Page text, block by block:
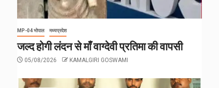
MP-04 भोपाल मध्यप्रदेश
जल्द होगी लंदन से माँ वाग्देवी प्रतिमा की वापसी
05/08/2026 KAMALGIRI GOSWAMI